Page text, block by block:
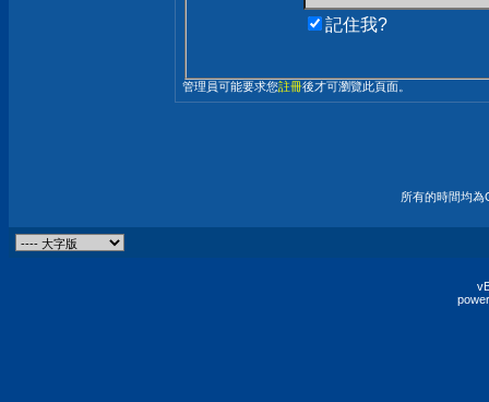
記住我?
管理員可能要求您註冊後才可瀏覽此頁面。
所有的時間均為